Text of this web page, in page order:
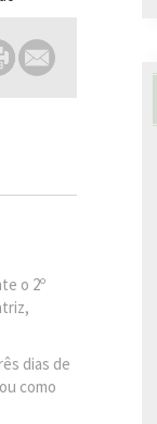
o 2º
dias de
como